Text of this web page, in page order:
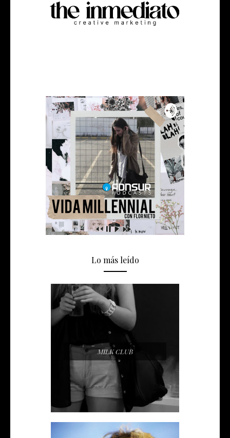
Lo más leído
MILK CLUB